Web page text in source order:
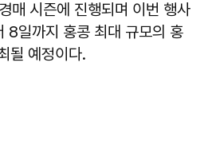
매 시즌에 진행되며 이번 행사
8일까지 홍콩 최대 규모의 홍
될 예정이다.